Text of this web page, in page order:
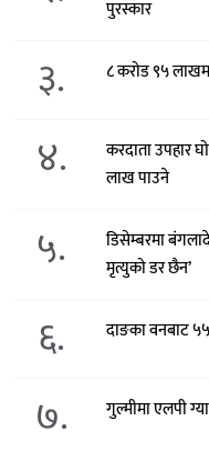
पुरस्कार
३. ८ करोड ९५
४.
करदाता उपहार
लाख पाउने
५.
डिसेम्बरमा
मृत्युको डर छैन’
६. दाङका वनबाट
७. गुल्मीमा एलपी